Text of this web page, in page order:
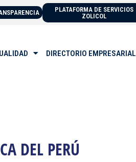
PLATAFORMA DE SERVICIOS
ZOLICOL
DIRECTORIO EMPRESARIAL
DEL PERÚ